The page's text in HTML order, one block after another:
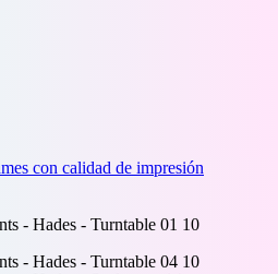
con calidad de impresión